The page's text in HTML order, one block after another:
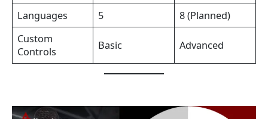
Languages
5
8 (Planned)
Custom
Controls
Basic Advanced